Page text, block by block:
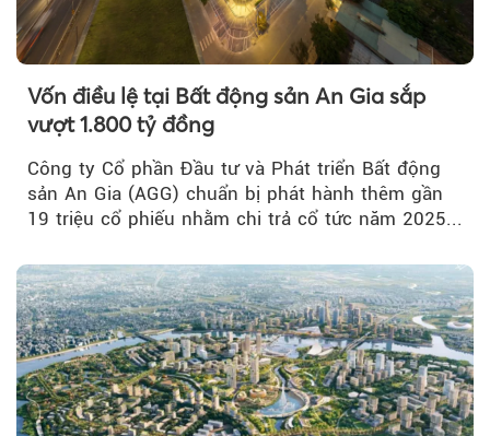
Vốn điều lệ tại Bất động sản An Gia sắp
vượt 1.800 tỷ đồng
Công ty Cổ phần Đầu tư và Phát triển Bất động
sản An Gia (AGG) chuẩn bị phát hành thêm gần
19 triệu cổ phiếu nhằm chi trả cổ tức năm 2025...